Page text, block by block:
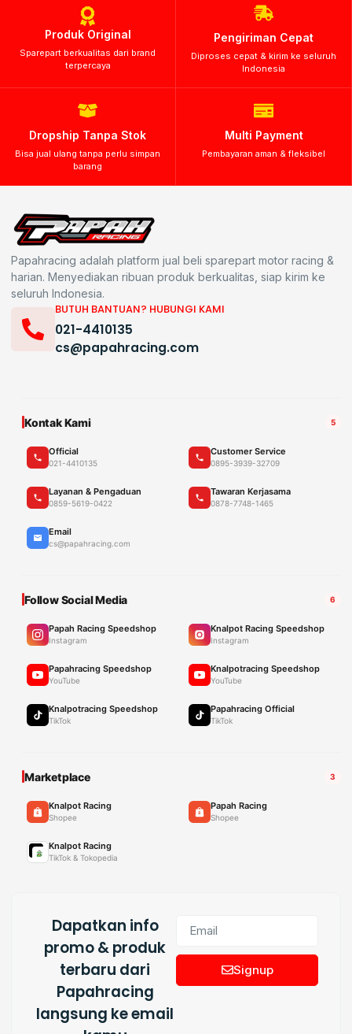
Produk Original
Sparepart berkualitas dari brand
terpercaya
Pengiriman Cepat
Diproses cepat & kirim ke seluruh
Indonesia
Dropship Tanpa Stok
Bisa jual ulang tanpa perlu simpan
barang
Multi Payment
Pembayaran aman & fleksibel
Papahracing adalah platform jual beli sparepart motor racing &
harian. Menyediakan ribuan produk berkualitas, siap kirim ke
seluruh Indonesia.
BUTUH BANTUAN? HUBUNGI KAMI
021-4410135
cs@papahracing.com
Kontak Kami 5
Official
021-4410135
Customer Service
0895-3939-32709
Layanan & Pengaduan
0859-5619-0422
Tawaran Kerjasama
0878-7748-1465
Email
cs@papahracing.com
Follow Social Media 6
Papah Racing Speedshop
Instagram
Knalpot Racing Speedshop
Instagram
Papahracing Speedshop
YouTube
Knalpotracing Speedshop
YouTube
Knalpotracing Speedshop
TikTok
Papahracing Official
TikTok
Marketplace 3
Knalpot Racing
Shopee
Papah Racing
Shopee
Knalpot Racing
TikTok & Tokopedia
Dapatkan info
promo & produk
terbaru dari
Papahracing
langsung ke email
Signup